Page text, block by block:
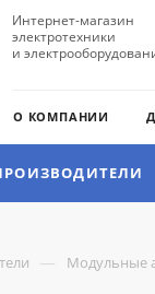
Интернет-магазин
электротехники
и
О КОМПАНИИ
— Модульные